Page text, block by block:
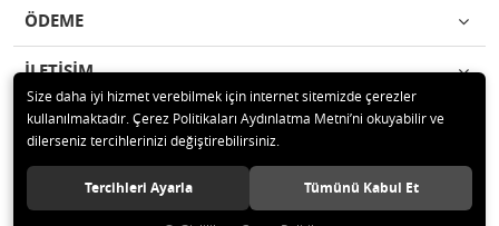
ÖDEME
İLETİŞİM
© 2019 Enotek Mühendislik ve Danışmalık Hizm. San. ve Tic. A.Ş. Tüm
hakları saklıdır.
Size daha iyi hizmet verebilmek için internet sitemizde çerezler
kullanılmaktadır. Çerez Politikaları Aydınlatma Metni’ni okuyabilir ve
dilerseniz tercihlerinizi değiştirebilirsiniz.
Tercihleri Ayarla Tümünü Kabul Et